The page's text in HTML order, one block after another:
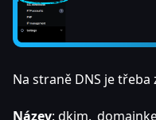
Na straně DNS je
Název: